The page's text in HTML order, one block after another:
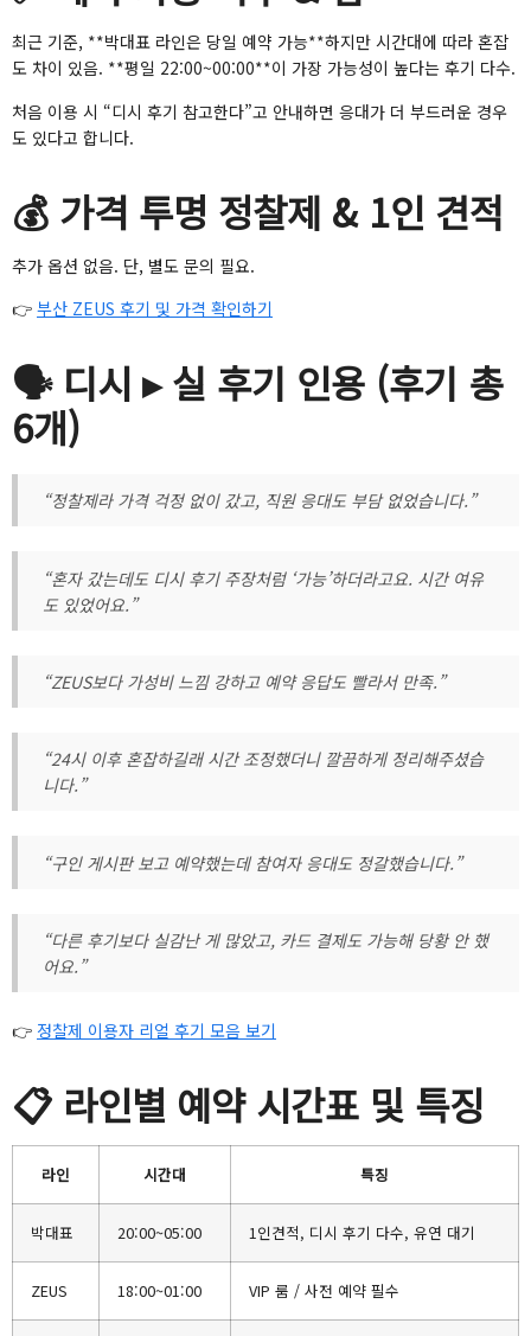
최근 기준, **박대표 라인은 당일 예약 가능**하지만 시간대에 따라 혼잡
도 차이 있음. **평일 22:00~00:00**이 가장 가능성이 높다는 후기 다수.
처음 이용 시 “디시 후기 참고한다”고 안내하면 응대가 더 부드러운 경우
도 있다고 합니다.
💰 가격 투명 정찰제 & 1인 견적
추가 옵션 없음. 단, 별도 문의 필요.
👉 부산 ZEUS 후기 및 가격 확인하기
🗣️ 디시 ▸ 실 후기 인용 (후기 총
6개)
“정찰제라 가격 걱정 없이 갔고, 직원 응대도 부담 없었습니다.”
“혼자 갔는데도 디시 후기 주장처럼 ‘가능’하더라고요. 시간 여유
도 있었어요.”
“ZEUS보다 가성비 느낌 강하고 예약 응답도 빨라서 만족.”
“24시 이후 혼잡하길래 시간 조정했더니 깔끔하게 정리해주셨습
니다.”
“구인 게시판 보고 예약했는데 참여자 응대도 정갈했습니다.”
“다른 후기보다 실감난 게 많았고, 카드 결제도 가능해 당황 안 했
어요.”
👉 정찰제 이용자 리얼 후기 모음 보기
📋 라인별 예약 시간표 및 특징
라인 시간대 특징
박대표 20:00~05:00 1인견적, 디시 후기 다수, 유연 대기
ZEUS 18:00~01:00 VIP 룸 / 사전 예약 필수